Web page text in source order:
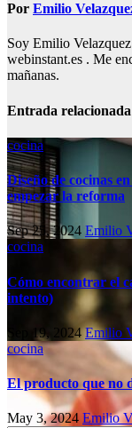
Por Emilio
Soy Emilio
webinstant.es . Me
mañanas.
Entrada relacionada
cocina
Diseño de cocinas
empezar la reforma
Sep 25, 2024 Emilio
cocina
Cómo encontrar el
intento)
Sep 19, 2024Emilio
cocina
El producto que no
May 3, 2024 Emilio